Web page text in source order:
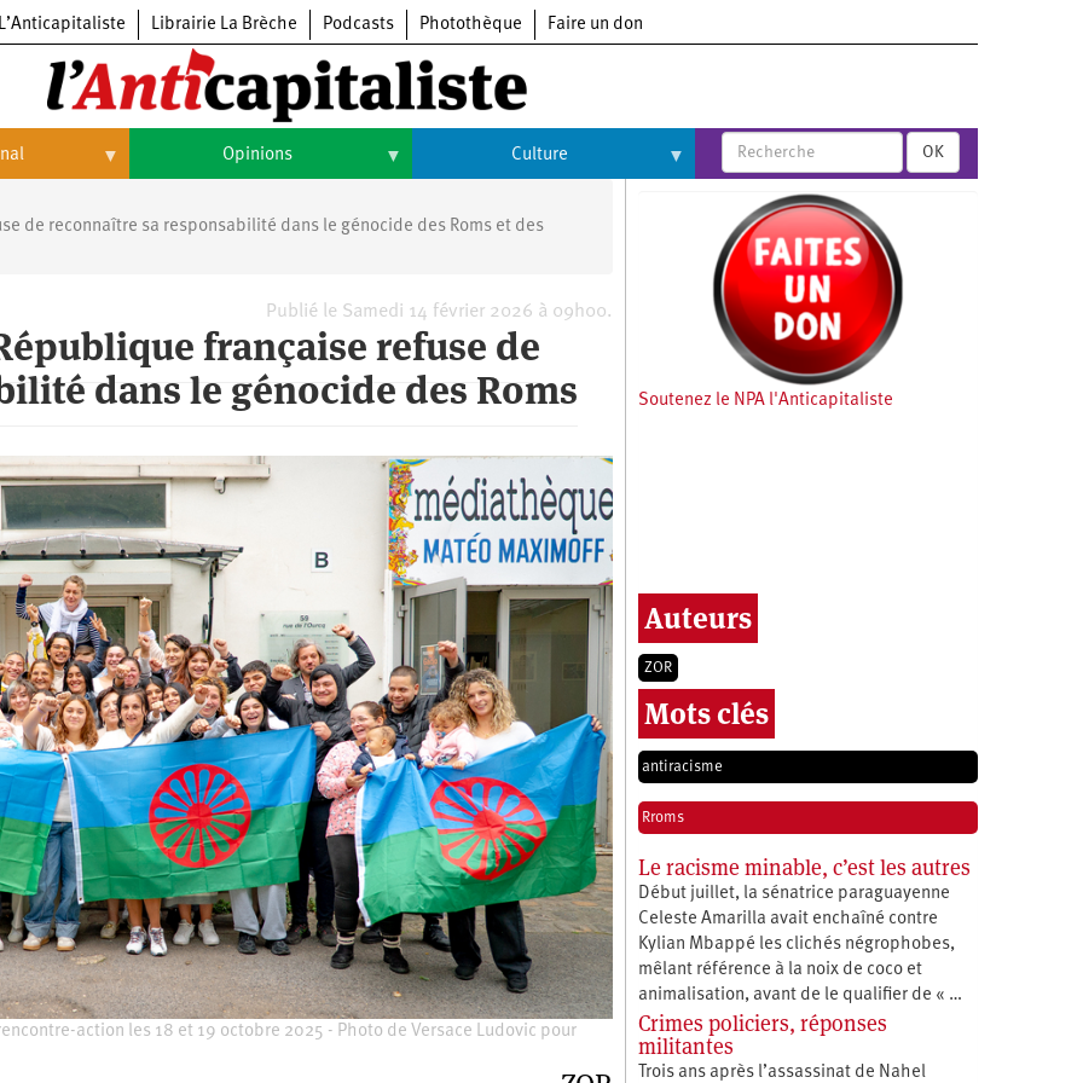
L’Anticapitaliste Librairie La Brèche Podcasts Photothèque Faire un don
Opinions Culture
Cinéma
Expositions
Livres
Musique
OK
de reconnaître sa responsabilité dans le génocide des Roms et des
Publié le Samedi 14 février 2026 à 09h00.
française refuse de
dans le génocide des Roms
action les 18 et 19 octobre 2025 - Photo de Versace Ludovic pour
Soutenez le NPA l'Anticapitaliste
Auteurs
ZOR
Mots clés
antiracisme
Rroms
Le racisme minable, c’est les autres
Début juillet, la sénatrice paraguayenne
Celeste Amarilla avait enchaîné contre
Kylian Mbappé les clichés négrophobes,
mêlant référence à la noix de coco et
animalisation, avant de le qualifier de « …
Crimes policiers, réponses
militantes
Trois ans après l’assassinat de Nahel